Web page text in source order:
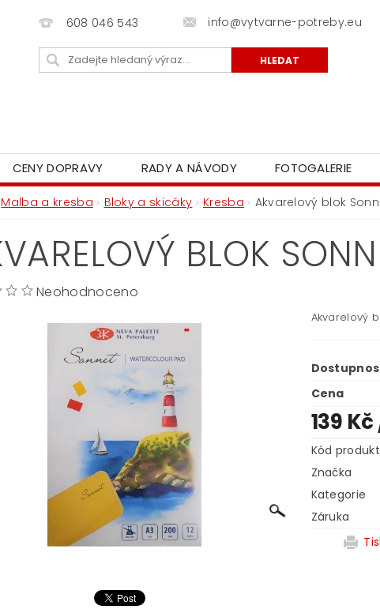
608 046 543 info@vytvarne-potreby.eu
CENY DOPRAVY RADY A NÁVODY FOTOGALERIE
Malba a kresba Bloky a skicáky Kresba Akvarelový blok
BLOK
Neohodnoceno
Akvarelový
Cena
139 Kč
Kód
Značka
Kategorie
Záruka